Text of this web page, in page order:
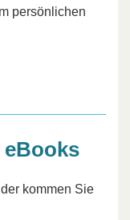
persönlichen
kommen Sie